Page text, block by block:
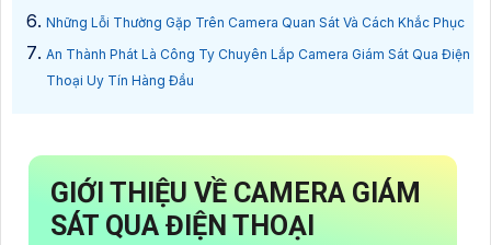
Những Lỗi Thường Gặp Trên Camera Quan Sát Và Cách Khắc Phục
An Thành Phát Là Công Ty Chuyên Lắp Camera Giám Sát Qua Điện
Thoại Uy Tín Hàng Đầu
GIỚI THIỆU VỀ CAMERA GIÁM
SÁT QUA ĐIỆN THOẠI